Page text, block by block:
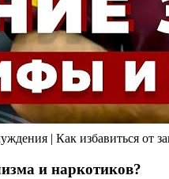
| Как избавиться
и наркотиков?